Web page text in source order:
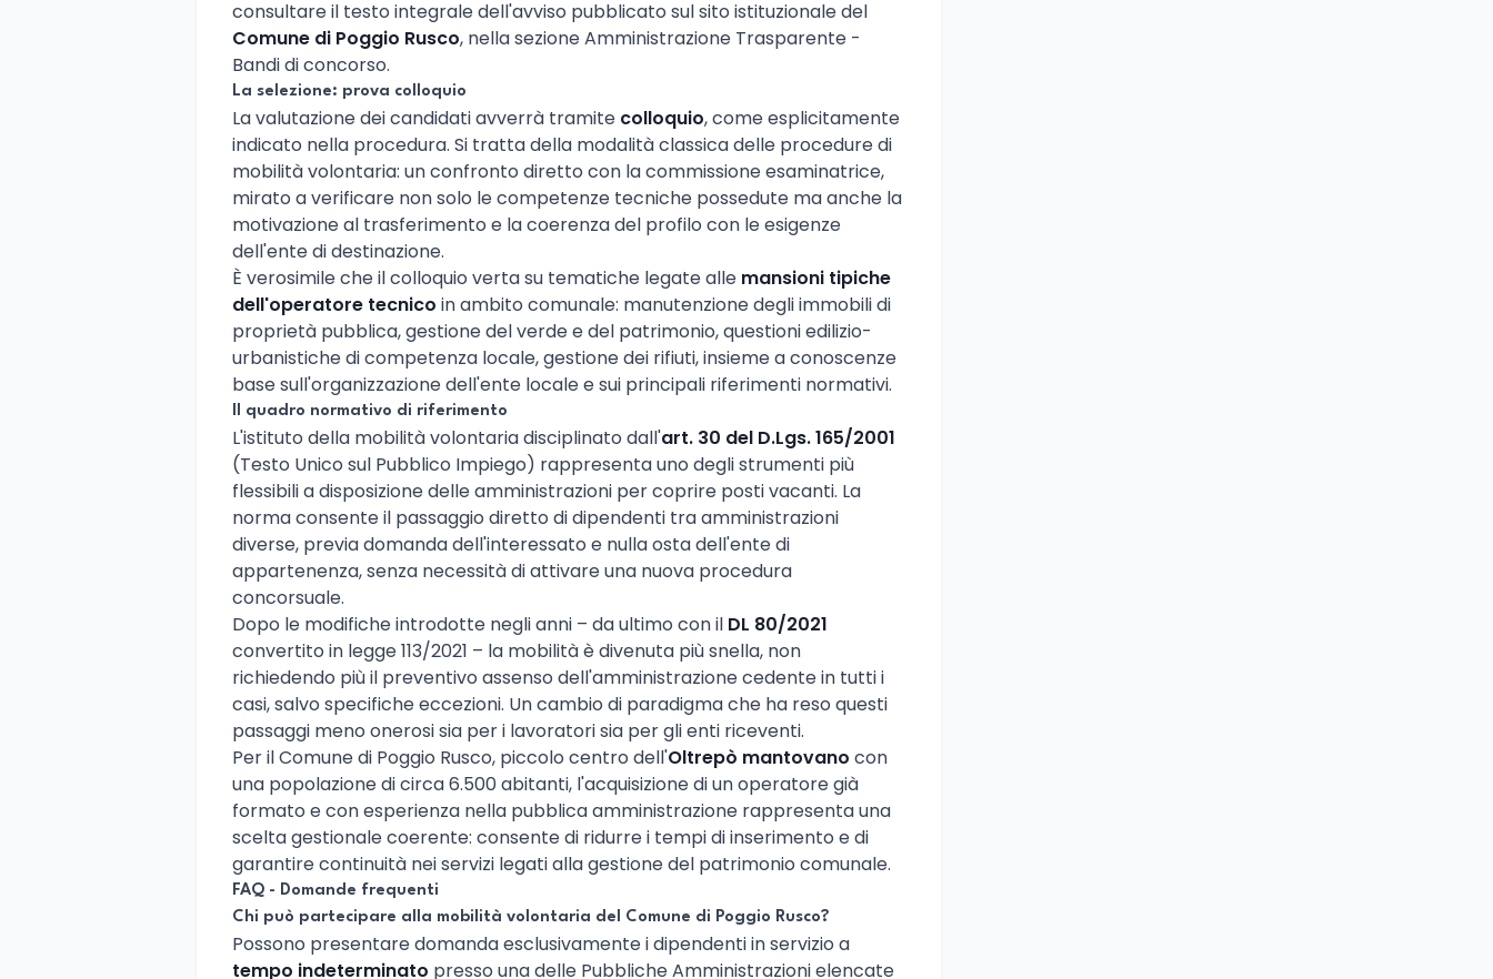
consultare il testo integrale dell'avviso pubblicato sul sito istituzionale del
Comune di Poggio Rusco, nella sezione Amministrazione Trasparente -
Bandi di concorso.
La selezione: prova colloquio
La valutazione dei candidati avverrà tramite colloquio, come esplicitamente
indicato nella procedura. Si tratta della modalità classica delle procedure di
mobilità volontaria: un confronto diretto con la commissione esaminatrice,
mirato a verificare non solo le competenze tecniche possedute ma anche la
motivazione al trasferimento e la coerenza del profilo con le esigenze
dell'ente di destinazione.
È verosimile che il colloquio verta su tematiche legate alle mansioni tipiche
dell'operatore tecnico in ambito comunale: manutenzione degli immobili di
proprietà pubblica, gestione del verde e del patrimonio, questioni edilizio-
urbanistiche di competenza locale, gestione dei rifiuti, insieme a conoscenze
base sull'organizzazione dell'ente locale e sui principali riferimenti normativi.
Il quadro normativo di riferimento
L'istituto della mobilità volontaria disciplinato dall'art. 30 del D.Lgs. 165/2001
(Testo Unico sul Pubblico Impiego) rappresenta uno degli strumenti più
flessibili a disposizione delle amministrazioni per coprire posti vacanti. La
norma consente il passaggio diretto di dipendenti tra amministrazioni
diverse, previa domanda dell'interessato e nulla osta dell'ente di
appartenenza, senza necessità di attivare una nuova procedura
concorsuale.
Dopo le modifiche introdotte negli anni – da ultimo con il DL 80/2021
convertito in legge 113/2021 – la mobilità è divenuta più snella, non
richiedendo più il preventivo assenso dell'amministrazione cedente in tutti i
casi, salvo specifiche eccezioni. Un cambio di paradigma che ha reso questi
passaggi meno onerosi sia per i lavoratori sia per gli enti riceventi.
Per il Comune di Poggio Rusco, piccolo centro dell'Oltrepò mantovano con
una popolazione di circa 6.500 abitanti, l'acquisizione di un operatore già
formato e con esperienza nella pubblica amministrazione rappresenta una
scelta gestionale coerente: consente di ridurre i tempi di inserimento e di
garantire continuità nei servizi legati alla gestione del patrimonio comunale.
FAQ - Domande frequenti
Chi può partecipare alla mobilità volontaria del Comune di Poggio Rusco?
Possono presentare domanda esclusivamente i dipendenti in servizio a
tempo indeterminato presso una delle Pubbliche Amministrazioni elencate